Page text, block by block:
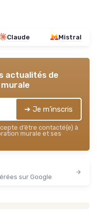
Claude Mistral
actualités de
➔ Je m'inscris
d’être contacté(e) à
murale et ses
sur Google